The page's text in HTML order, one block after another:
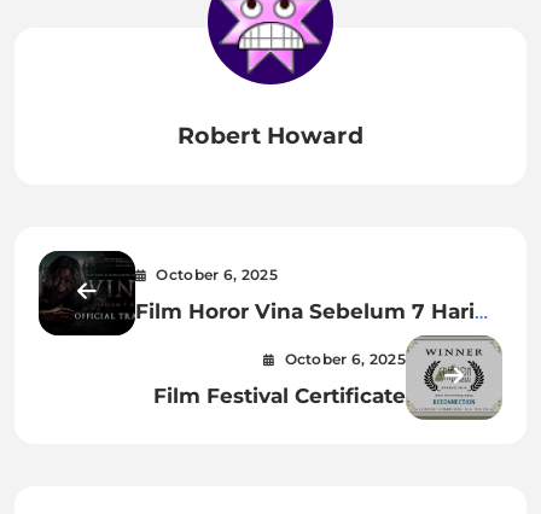
Robert Howard
October 6, 2025
Film Horor Vina Sebelum 7 Hari
October 6, 2025
Film Festival Certificate